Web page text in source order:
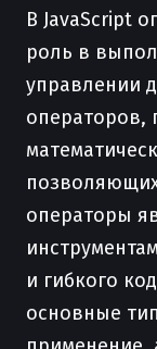
В JavaScript
роль в
управлении
операторов,
операторы
и гибкого
основные